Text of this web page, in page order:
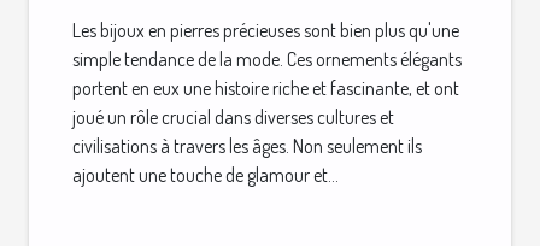
Les bijoux en pierres précieuses sont bien plus qu'une
simple tendance de la mode. Ces ornements élégants
portent en eux une histoire riche et fascinante, et ont
joué un rôle crucial dans diverses cultures et
civilisations à travers les âges. Non seulement ils
ajoutent une touche de glamour et...